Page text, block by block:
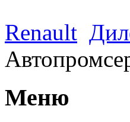
Renault
Меню